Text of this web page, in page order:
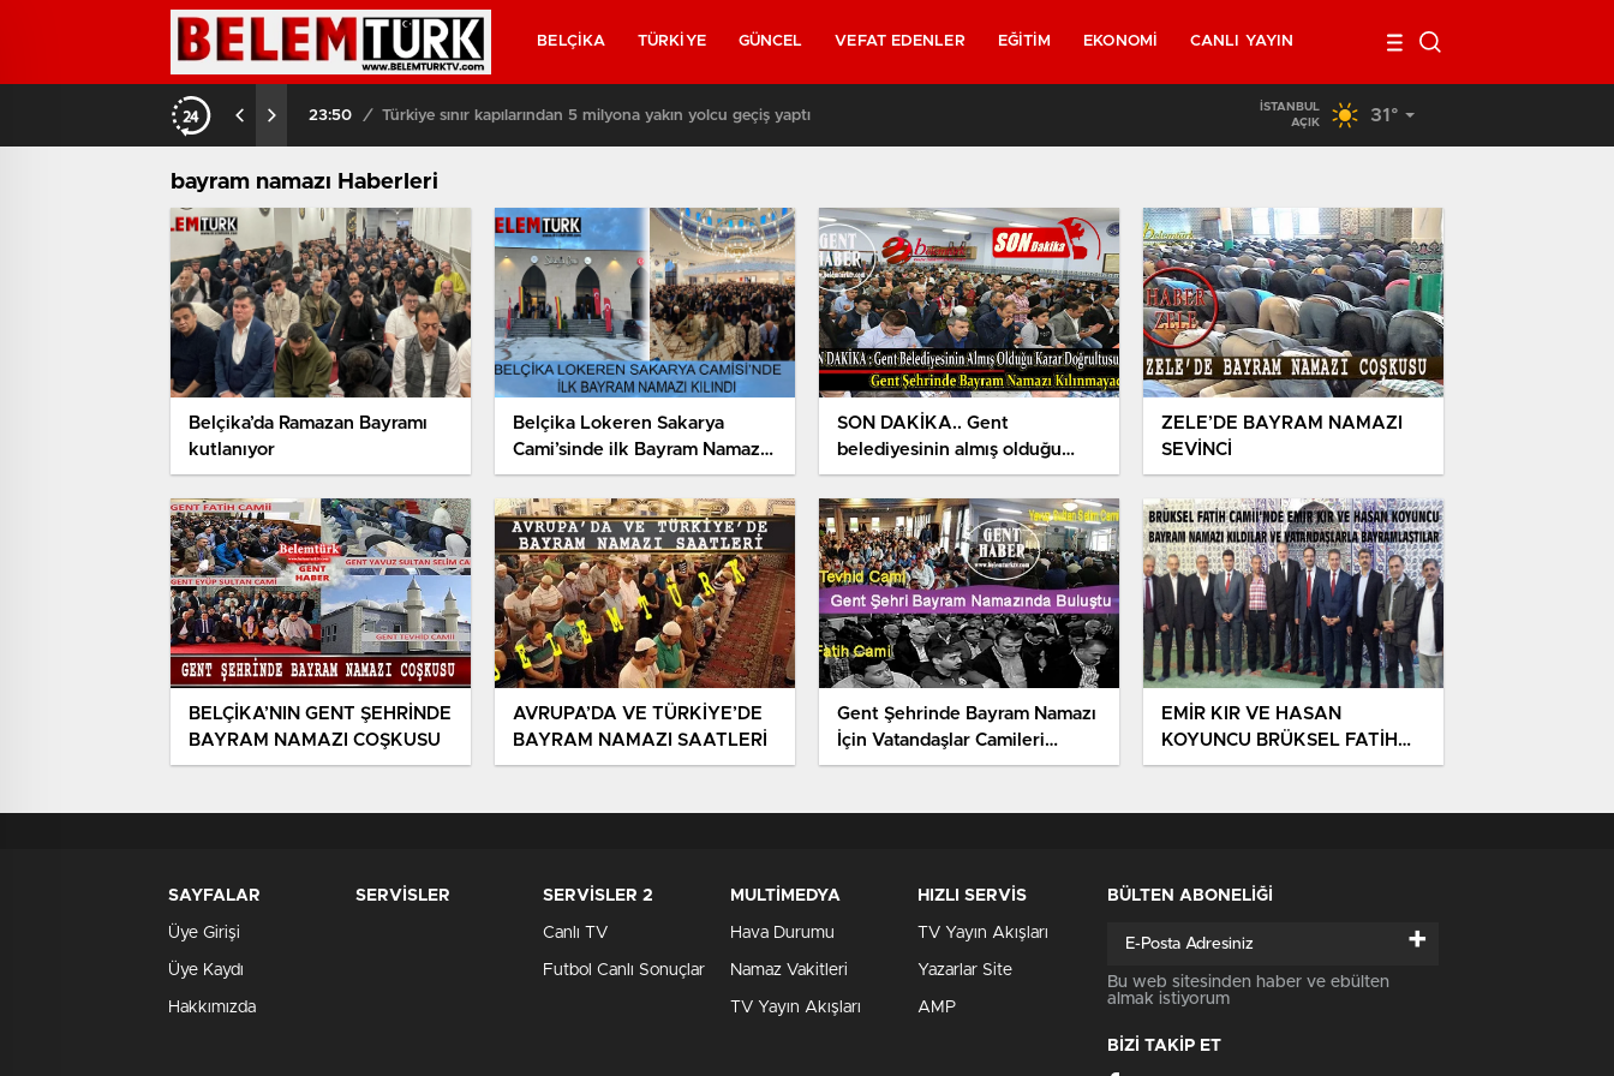
BELÇIKA TÜRKIYE GÜNCEL VEFAT EDENLER EĞITIM EKONOMI CANLI YAYIN
03:08 / Brüksel sokaklarında yeniden askerler mi devriye gezecek? Belçika’da kendi minibüsünün altında kalan 40 yaşındaki
İSTANBUL
AÇIK
31°
bayram namazı Haberleri
Belçika’da Ramazan Bayramı
kutlanıyor
Belçika Lokeren Sakarya
Cami’sinde ilk Bayram Namazı
kılındı
SON DAKİKA.. Gent
belediyesinin almış olduğu
karar doğrultusunda Bayram
Namazı koronavirüs tedbirleri
kapsamında iptal edildi.
ZELE’DE BAYRAM NAMAZI
SEVİNCİ
BELÇİKA’NIN GENT ŞEHRİNDE
BAYRAM NAMAZI COŞKUSU
AVRUPA’DA VE TÜRKİYE’DE
BAYRAM NAMAZI SAATLERİ
Gent Şehrinde Bayram Namazı
İçin Vatandaşlar Camileri
Doldurdu
EMİR KIR VE HASAN
KOYUNCU BRÜKSEL FATİH
CAMİİ’NDE VATANDAŞLARLA
SAYFALAR
Üye Girişi
Üye Kaydı
Hakkımızda
SERVİSLER SERVİSLER 2
Canlı TV
Futbol Canlı Sonuçlar
MULTİMEDYA
Hava Durumu
Namaz Vakitleri
TV Yayın Akışları
HIZLI SERVİS
TV Yayın Akışları
Yazarlar Site
AMP
BÜLTEN ABONELİĞİ
+
Bu web sitesinden haber ve ebülten
almak istiyorum
BİZİ TAKİP ET